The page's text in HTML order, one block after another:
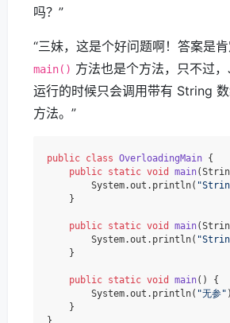
吗？”
“三妹，这是个好问题啊！答案是
main() 方法也是个方法，只不过
运行的时候只会调用带有 String
方法。”
public class OverloadingMain {
public static void main
        System.out.println(
    }
public static void main
        System.out.println(
    }
public static void main()
{
        System.out.println(
"无参"
    }